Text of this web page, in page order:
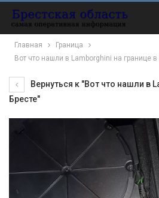
Главная
Граница
Вот что нашли в Lamborghini на границе в
Вернуться к "Вот что нашли в
Бресте"